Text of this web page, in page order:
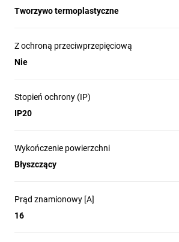
Tworzywo termoplastyczne
Z ochroną przeciwprzepięciową
Nie
Stopień ochrony (IP)
IP20
Wykończenie powierzchni
Błyszczący
Prąd znamionowy [A]
16